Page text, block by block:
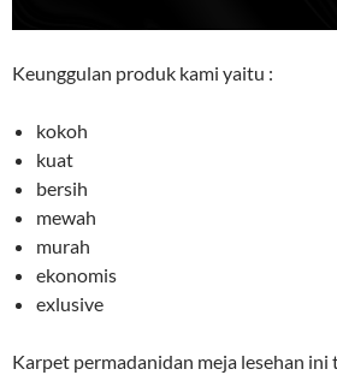
Keunggulan produk kami yaitu :
kokoh
kuat
bersih
mewah
murah
ekonomis
exlusive
Karpet permadanidan meja lesehan